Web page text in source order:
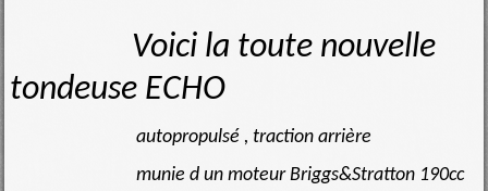
Voici la toute nouvelle
tondeuse ECHO
autopropulsé , traction arrière
munie d un moteur Briggs&Stratton 190cc